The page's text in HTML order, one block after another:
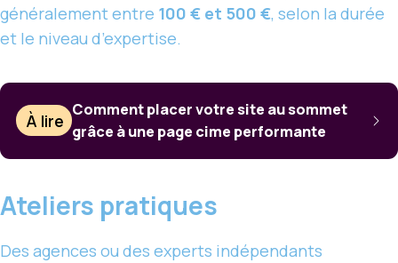
généralement entre 100 € et 500 €, selon la durée
et le niveau d’expertise.
À lire
Comment placer votre site au sommet
grâce à une page cime performante
Ateliers pratiques
Des agences ou des experts indépendants